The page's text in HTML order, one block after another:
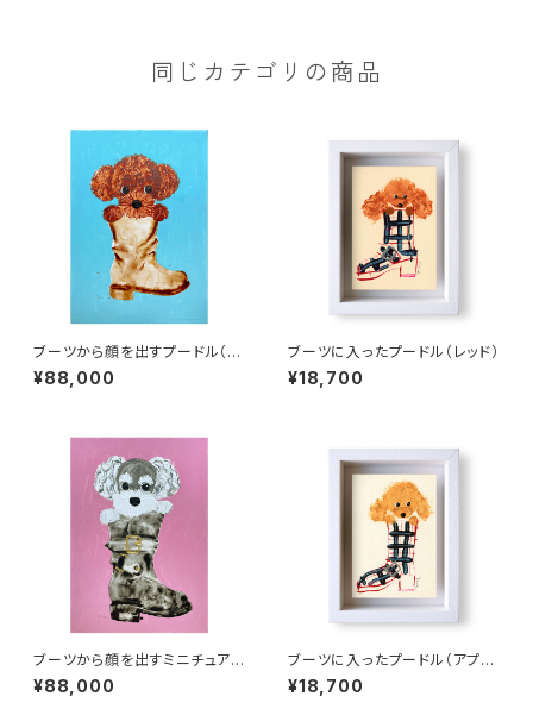
同じカテゴリの商品
ブーツから顔を出すプードル（B
3）
¥88,000
ブーツに入ったプードル（レッド）
¥18,700
ブーツから顔を出すミニチュアシ
ュナウザー(B3)
¥88,000
ブーツに入ったプードル（アプリ
コット）
¥18,700